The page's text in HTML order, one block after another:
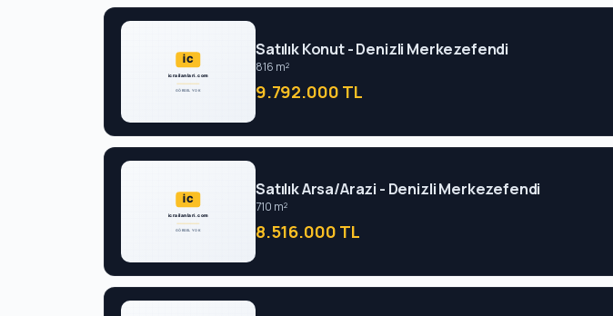
Satılık Konut - Denizli Merkezefendi
816 m²
9.792.000 TL
Satılık Arsa/Arazi - Denizli Merkezefendi
710 m²
8.516.000 TL